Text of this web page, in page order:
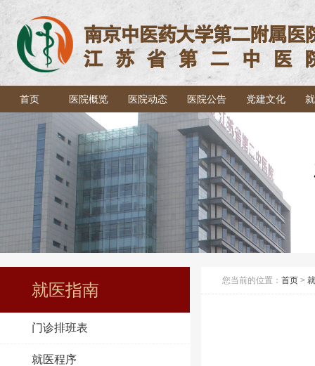
首页 医院概览 医院动态 医院公告 党建文化
就医指南
门诊排班表
就医程序
您当前的位置： 首页 >